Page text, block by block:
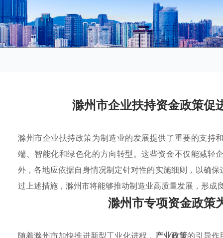
滁州市企业扶持资金政策促
滁州市企业扶持政策为制造业的发展提供了重要的支持
端、智能化和绿色化的方向转型。这些资金不仅能减轻
外，各地应依据自身情况制定针对性的实施细则，以确
过上述措施，滁州市将能够推动制造业高质量发展，形
滁州市专项资金政策
随着滁州市加快推进新型工业化进程， 产业政策的引导作